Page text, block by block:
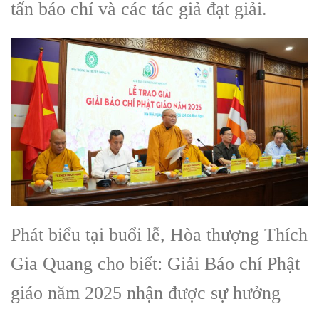
tấn báo chí và các tác giả đạt giải.
Phát biểu tại buổi lễ, Hòa thượng Thích
Gia Quang cho biết: Giải Báo chí Phật
giáo năm 2025 nhận được sự hưởng